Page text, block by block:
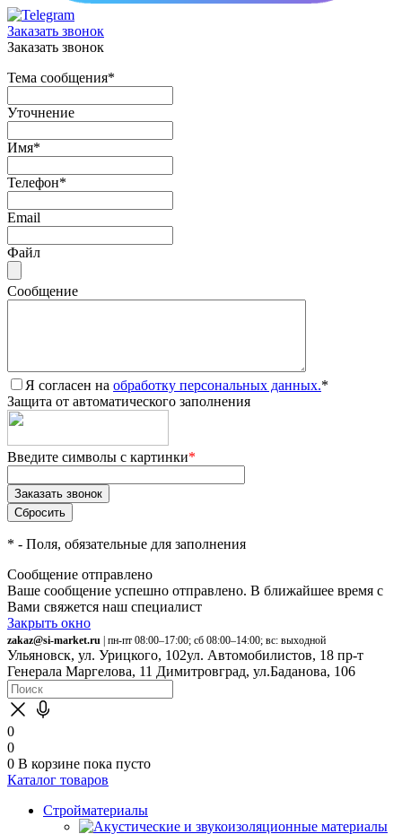
Заказать звонок
Заказать звонок
Тема сообщения*
Уточнение
Имя*
Телефон*
Email
Файл
Сообщение
Я согласен на обработку персональных данных.*
Защита от автоматического заполнения
Введите символы с картинки*
* - Поля, обязательные для заполнения
Сообщение отправлено
Ваше сообщение успешно отправлено. В ближайшее время с
Вами свяжется наш специалист
Закрыть окно
zakaz@si-market.ru | пн-пт 08:00–17:00; сб 08:00–14:00; вс: выходной
Ульяновск, ул. Урицкого, 102ул. Автомобилистов, 18 пр-т
Генерала Маргелова, 11 Димитровград, ул.Баданова, 106
0
0
0 В корзине пока пусто
Каталог товаров
Стройматериалы